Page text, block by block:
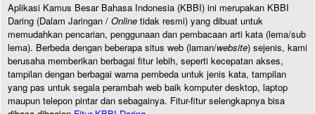
Aplikasi Kamus Besar Bahasa Indonesia (KBBI) ini merupakan KBBI
Daring (Dalam Jaringan / Online tidak resmi) yang dibuat untuk
memudahkan pencarian, penggunaan dan pembacaan arti kata (lema/sub
lema). Berbeda dengan beberapa situs web (laman/website) sejenis, kami
berusaha memberikan berbagai fitur lebih, seperti kecepatan akses,
tampilan dengan berbagai warna pembeda untuk jenis kata, tampilan
yang pas untuk segala perambah web baik komputer desktop, laptop
maupun telepon pintar dan sebagainya. Fitur-fitur selengkapnya bisa